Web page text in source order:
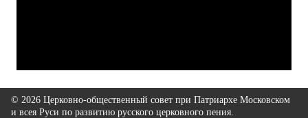
© 2026 Церковно-общественный совет при Патриархе Московском
и всея Руси по развитию русского церковного пения.